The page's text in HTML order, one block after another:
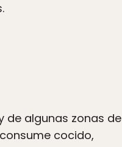
de algunas zonas de
cocido,